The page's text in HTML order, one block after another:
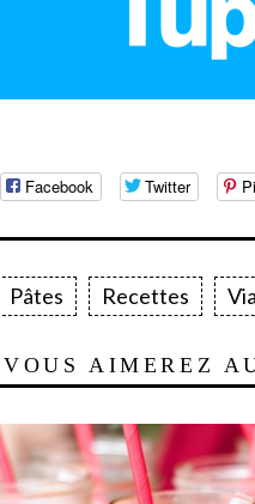
Facebook Twitter
Pâtes Recettes
VOUS AIMEREZ